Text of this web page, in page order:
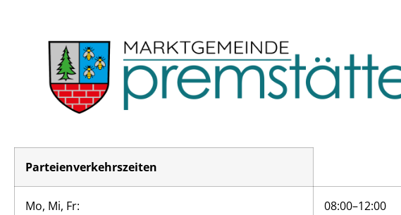
Parteienverkehrszeiten
Mo, Mi, Fr: 08:00–12:00